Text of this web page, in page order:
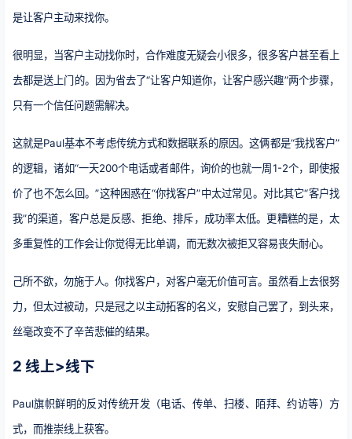
是让客户主动来找你。
很明显，当客户主动找你时，合作难度无疑会小很多，很多客户甚至看上
去都是送上门的。因为省去了“让客户知道你，让客户感兴趣”两个步骤，
只有一个信任问题需解决。
这就是Paul基本不考虑传统方式和数据联系的原因。这俩都是“我找客户”
的逻辑，诸如“一天200个电话或者邮件，询价的也就一周1-2个，即使报
价了也不怎么回。”这种困惑在“你找客户”中太过常见。对比其它“客户找
我”的渠道，客户总是反感、拒绝、排斥，成功率太低。更糟糕的是，太
多重复性的工作会让你觉得无比单调，而无数次被拒又容易丧失耐心。
己所不欲，勿施于人。你找客户，对客户毫无价值可言。虽然看上去很努
力，但太过被动，只是冠之以主动拓客的名义，安慰自己罢了，到头来，
丝毫改变不了辛苦悲催的结果。
2 线上>线下
Paul旗帜鲜明的反对传统开发（电话、传单、扫楼、陌拜、约访等）方
式，而推崇线上获客。